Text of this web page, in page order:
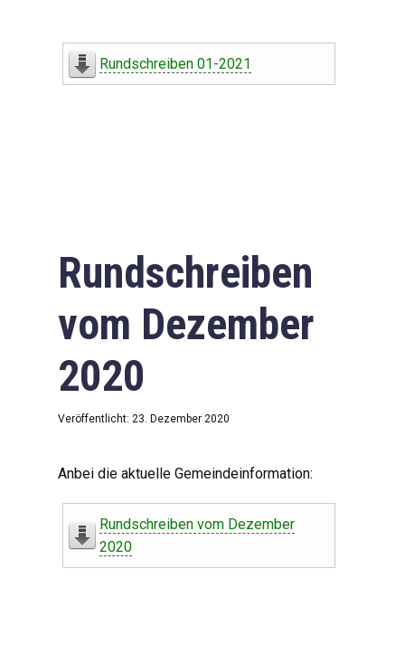
Rundschreiben 01-2021
Rundschreiben
vom Dezember
2020
Veröffentlicht: 23. Dezember 2020
Anbei die aktuelle Gemeindeinformation:
Rundschreiben vom Dezember
2020